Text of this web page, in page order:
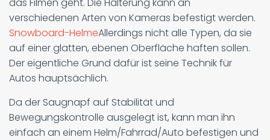
verschiedenen Arten von Kameras befestigt werden.
Snowboard-HelmeAllerdings nicht alle Typen, da sie
auf einer glatten, ebenen Oberfläche haften sollen.
Der eigentliche Grund dafür ist seine Technik für
Autos hauptsächlich.
Da der Saugnapf auf Stabilität und
Bewegungskontrolle ausgelegt ist, kann man ihn
einfach an einem Helm/Fahrrad/Auto befestigen und